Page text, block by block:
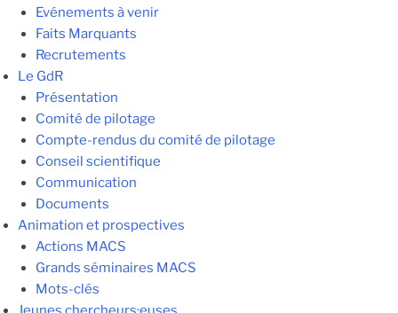
Evénements à venir
Faits Marquants
Recrutements
Le GdR
Présentation
Comité de pilotage
Compte-rendus du comité de pilotage
Conseil scientifique
Communication
Documents
Animation et prospectives
Actions MACS
Grands séminaires MACS
Mots-clés